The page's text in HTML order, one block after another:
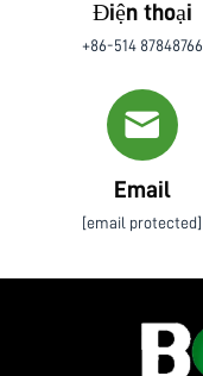
Điện thoại
+86-514 87848766
Email
[email protected]